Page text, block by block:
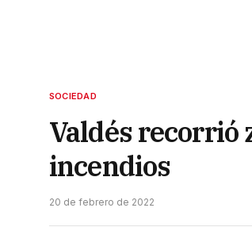
SOCIEDAD
Valdés recorrió
incendios
20 de febrero de 2022